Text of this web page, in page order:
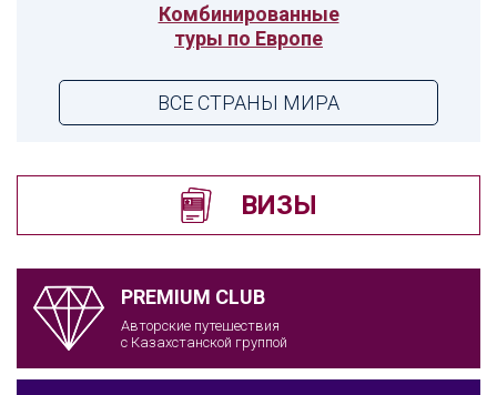
Комбинированные
туры по Европе
ВСЕ СТРАНЫ МИРА
ВИЗЫ
PREMIUM CLUB
Авторские путешествия
с Казахстанской группой